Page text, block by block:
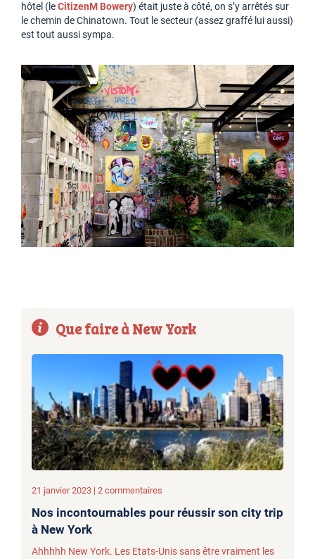
hôtel (leCitizenM Bowery) était juste à côté, on s’y arrêtés sur
le chemin de Chinatown. Tout le secteur (assez graffé lui aussi)
est tout aussi sympa.
Que faire à New York
21 janvier 2023 | 2 commentaires
Nos incontournables pour réussir son city trip
à New York
Ahhhhh New York. Les Etats-Unis sans être vraiment les